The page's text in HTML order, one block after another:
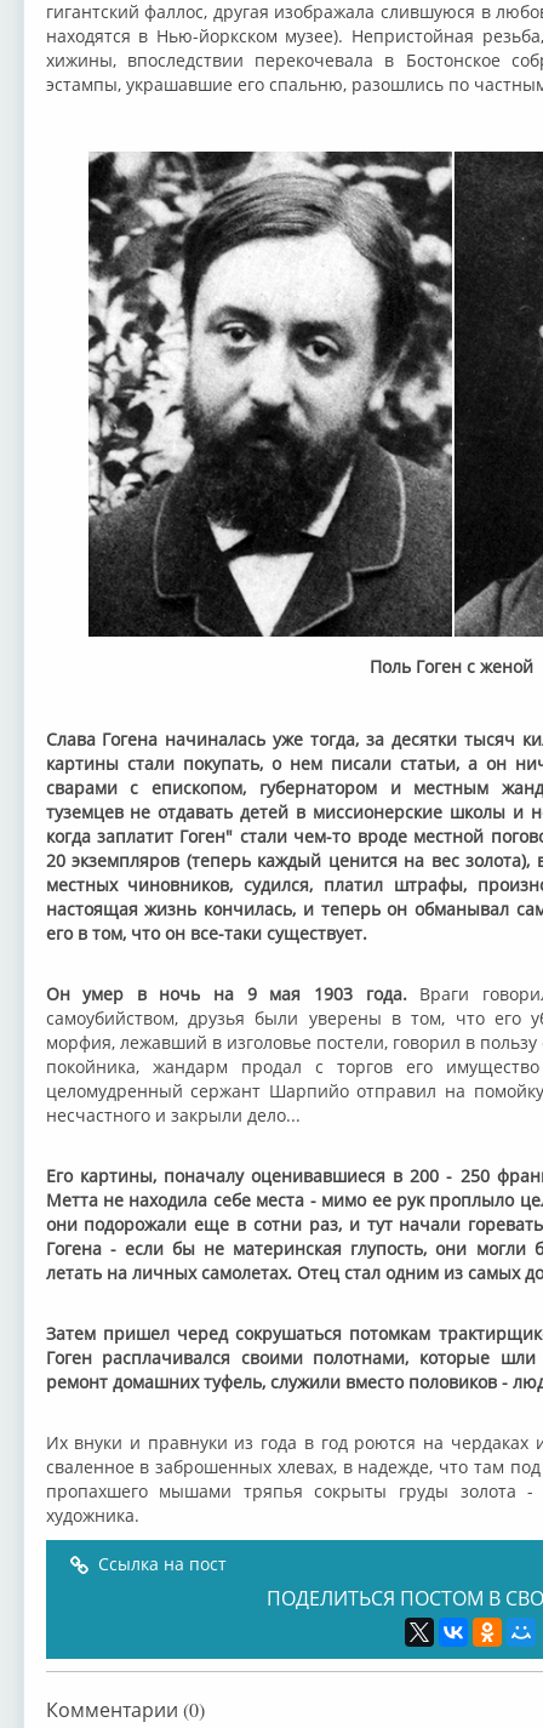
гигантский фаллос, другая изображала слившуюся в
находятся в Нью-йоркском музее). Непристойная
хижины, впоследствии перекочевала в Бостонское
эстампы, украшавшие его спальню, разошлись по
Поль Гоген с женой
Слава Гогена начиналась уже тогда, за десятки тысяч
картины стали покупать, о нем писали статьи, а он
сварами с епископом, губернатором и местным
туземцев не отдавать детей в миссионерские школы и
когда заплатит Гоген" стали чем-то вроде местной
20 экземпляров (теперь каждый ценится на вес золота),
местных чиновников, судился, платил штрафы,
настоящая жизнь кончилась, и теперь он обманывал
его в том, что он все-таки существует.
Он умер в ночь на 9 мая 1903 года.Враги
самоубийством, друзья были уверены в том, что его
морфия, лежавший в изголовье постели, говорил в
покойника, жандарм продал с торгов его
целомудренный сержант Шарпийо отправил на
несчастного и закрыли дело...
Его картины, поначалу оценивавшиеся в 200 - 250
Метта не находила себе места - мимо ее рук проплыло
они подорожали еще в сотни раз, и тут начали
Гогена - если бы не материнская глупость, они
летать на личных самолетах. Отец стал одним из самых
Затем пришел черед сокрушаться потомкам
Гоген расплачивался своими полотнами, которые
ремонт домашних туфель, служили вместо половиков -
Их внуки и правнуки из года в год роются на чердаках
сваленное в заброшенных хлевах, в надежде, что там
пропахшего мышами тряпья сокрыты груды золота -
художника.
Ссылка на пост
ПОДЕЛИТЬСЯ ПОСТОМ В
Комментарии (0)